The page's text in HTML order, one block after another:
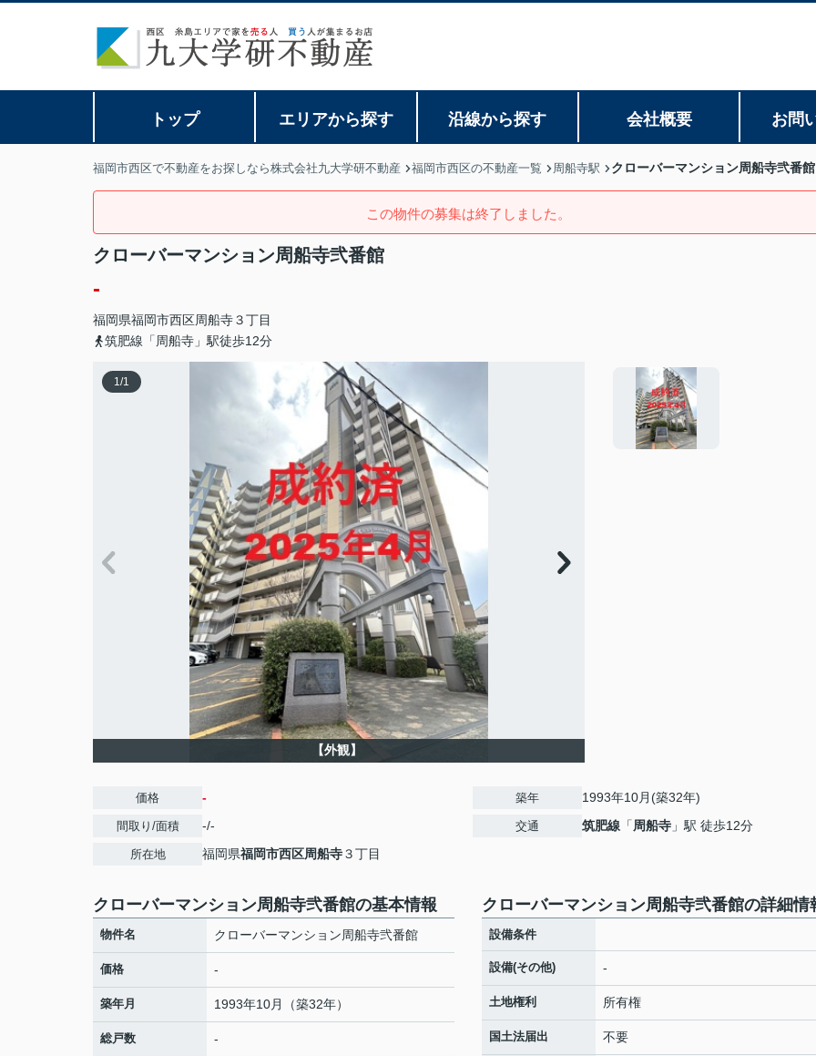
トップ エリアから探す 沿線から探す 会社概要 お問
福岡市西区で不動産をお探しなら株式会社九大学研不動産 福岡市西区の不動産一覧 周船寺駅 クローバーマンション周船寺弐番館
この物件の募集は終了しました。
クローバーマンション周船寺弐番館
-
福岡県福岡市西区周船寺３丁目
筑肥線「周船寺」駅徒歩12分
1/1
【外観】
価格 -
間取り/面積 -/-
所在地 福岡県福岡市西区周船寺３丁目
築年 1993年10月(築32年)
交通 筑肥線 「周船寺 」駅 徒歩12分
クローバーマンション周船寺弐番館の基本情報
物件名 クローバーマンション周船寺弐番館
価格 -
築年月 1993年10月（築32年）
総戸数 -
クローバーマンション周船寺弐番館の詳細情
設備条件
設備(その他) -
土地権利 所有権
国土法届出 不要